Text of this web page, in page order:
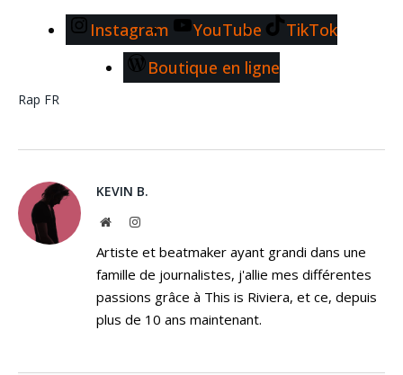
Instagram YouTube
TikTok
Boutique en ligne
Rap FR
KEVIN B.
WebsiteInstagram
Artiste et beatmaker ayant grandi dans une
famille de journalistes, j'allie mes différentes
passions grâce à This is Riviera, et ce, depuis
plus de 10 ans maintenant.